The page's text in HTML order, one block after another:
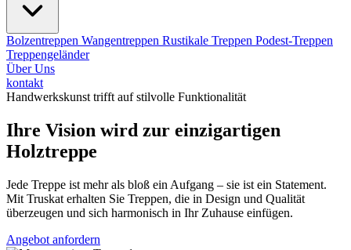
Bolzentreppen Wangentreppen Rustikale Treppen Podest-Treppen
Treppengeländer
Über Uns
kontakt
Handwerkskunst trifft auf stilvolle Funktionalität
Ihre Vision wird zur einzigartigen
Holztreppe
Jede Treppe ist mehr als bloß ein Aufgang – sie ist ein Statement.
Mit Truskat erhalten Sie Treppen, die in Design und Qualität
überzeugen und sich harmonisch in Ihr Zuhause einfügen.
Angebot anfordern